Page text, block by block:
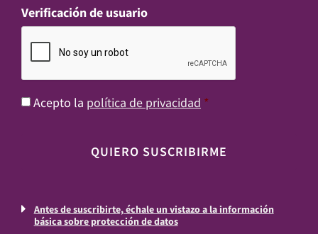
Verificación de usuario
Consentimiento *
Acepto la política de privacidad *
Antes de suscribirte, échale un vistazo a la información
básica sobre protección de datos